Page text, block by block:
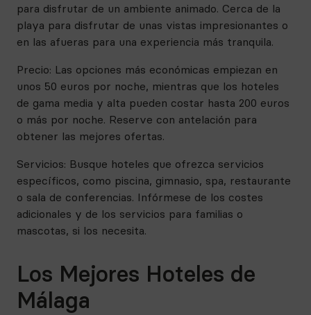
para disfrutar de un ambiente animado. Cerca de la
playa para disfrutar de unas vistas impresionantes o
en las afueras para una experiencia más tranquila.
Precio: Las opciones más económicas empiezan en
unos 50 euros por noche, mientras que los hoteles
de gama media y alta pueden costar hasta 200 euros
o más por noche. Reserve con antelación para
obtener las mejores ofertas.
Servicios: Busque hoteles que ofrezca servicios
específicos, como piscina, gimnasio, spa, restaurante
o sala de conferencias. Infórmese de los costes
adicionales y de los servicios para familias o
mascotas, si los necesita.
Los Mejores Hoteles de
Málaga